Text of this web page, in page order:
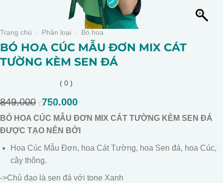
Trang chủ Phân loại Bó hoa
BÓ HOA CÚC MẪU ĐƠN MIX CÁT
TƯỜNG KÈM SEN ĐÁ
0
out
of
( 0 )
849.000 Giá
gốc
là:
849.000.
750.000
tại
là:
750.000.
BÓ HOA CÚC MẪU ĐƠN MIX CÁT TƯỜNG KÈM SEN ĐÁ
ĐƯỢC TẠO NÊN BỞI
Hoa Cúc Mẫu Đơn, hoa Cát Tường, hoa Sen đá, hoa Cúc,
cây thông.
->Chủ đạo là sen đá với tone Xanh